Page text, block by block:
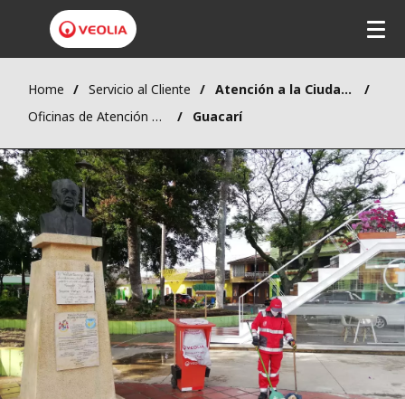
Home Servicio al Cliente
Atención a la Ciudadanía
Oficinas de Atención al Cliente
Guacarí